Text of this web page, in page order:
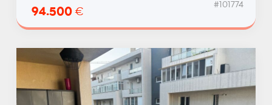
94.500 €
#101774